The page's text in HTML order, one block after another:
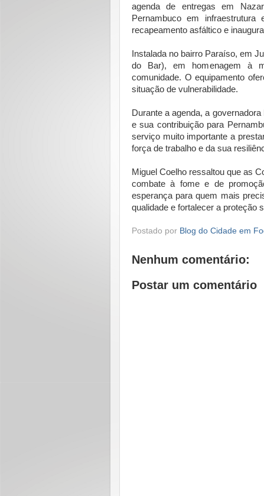
agenda de entregas em
Pernambuco em
recapeamento asfáltico e
Instalada no bairro Paraíso, em
do Bar), em homenagem à
comunidade. O equipamento
situação de vulnerabilidade.
Durante a agenda, a
e sua contribuição para
serviço muito importante a
força de trabalho e da sua
Miguel Coelho ressaltou que as
combate à fome e de
esperança para quem mais
qualidade e fortalecer a proteção
Postado por Blog do Cidade em
Nenhum comentário:
Postar um comentário